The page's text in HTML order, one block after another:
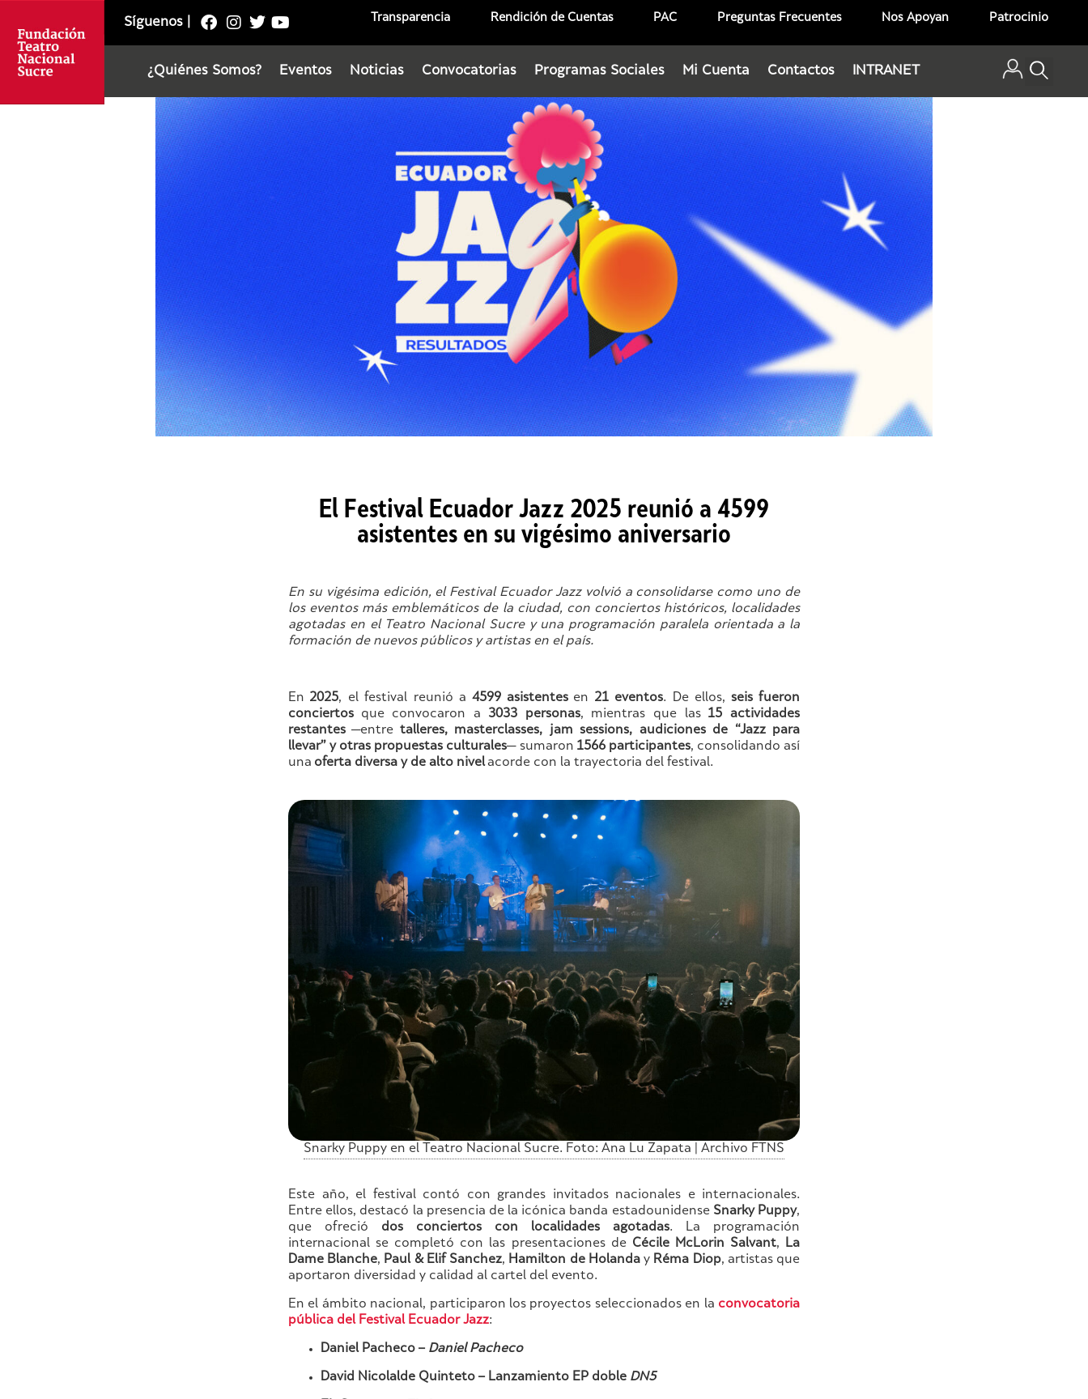
Síguenos Transparencia Rendición de Cuentas PAC Preguntas Frecuentes Nos Apoyan Patrocinio
¿Quiénes Somos? Eventos Noticias Convocatorias Programas Sociales Mi Cuenta Contactos INTRANET
El Festival Ecuador Jazz 2025 reunió a 4599
asistentes en su vigésimo aniversario
En su vigésima edición, el Festival Ecuador Jazz volvió a consolidarse como uno de
los eventos más emblemáticos de la ciudad, con conciertos históricos, localidades
agotadas en el Teatro Nacional Sucre y una programación paralela orientada a la
formación de nuevos públicos y artistas en el país.
En 2025, el festival reunió a 4599 asistentes en 21 eventos. De ellos, seis fueron
conciertos que convocaron a 3033 personas, mientras que las 15 actividades
restantes —entre talleres, masterclasses, jam sessions, audiciones de “Jazz para
llevar” y otras propuestas culturales— sumaron 1566 participantes, consolidando así
una oferta diversa y de alto nivelacorde con la trayectoria del festival.
Snarky Puppy en el Teatro Nacional Sucre. Foto: Ana Lu Zapata | Archivo FTNS
Este año, el festival contó con grandes invitados nacionales e internacionales.
Entre ellos, destacó la presencia de la icónica banda estadounidense Snarky Puppy,
que ofreció dos conciertos con localidades agotadas. La programación
internacional se completó con las presentaciones de Cécile McLorin Salvant, La
Dame Blanche, Paul & Elif Sanchez, Hamilton de Holanday Réma Diop, artistas que
aportaron diversidad y calidad al cartel del evento.
En el ámbito nacional, participaron los proyectos seleccionados en la convocatoria
pública del Festival Ecuador Jazz:
Daniel Pacheco – Daniel Pacheco
David Nicolalde Quinteto – Lanzamiento EP doble DN5